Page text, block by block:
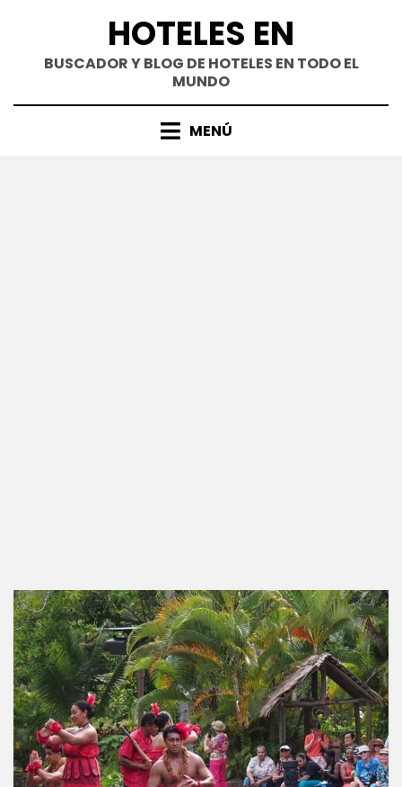
contenido
HOTELES EN
BUSCADOR Y BLOG DE HOTELES EN TODO EL
MUNDO
MENÚ